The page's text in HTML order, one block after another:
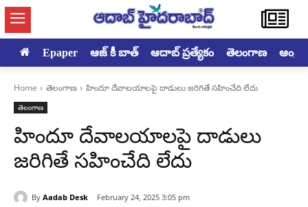
Epaper ఆజ్ కీ బాత్ ఆదాబ్ ప్రత్యేకం తెలంగాణ
Home తెలంగాణ హిందూ దేవాలయాలపై దాడులు జరిగితే సహించేది లేదు‌‌
తెలంగాణ
హిందూ దేవాలయాలపై దాడులు
జరిగితే సహించేది లేదు‌‌
By Aadab Desk February 24, 2025 3:05 pm